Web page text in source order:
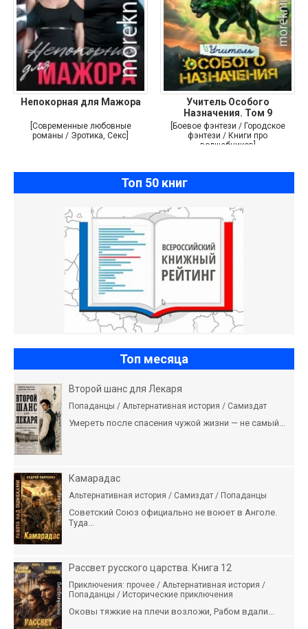
Непокорная для Мажора
[Современные любовные
романы / Эротика, Секс]
Учитель Особого
Назначения. Том 9
[Боевое фэнтези / Городское
фэнтези / Книги про
волшебников]
Топ 50 книг
Топ месяца
Второй шанс для Лекаря
Попаданцы / Альтернативная история / Самиздат
Умереть после спасения чужой жизни — не самый...
Камарадас
Альтернативная история / Самиздат / Попаданцы
Советский Союз официально не воюет в Анголе.
Туда...
Рассвет русского царства. Книга 12
Приключения: прочее / Альтернативная история /
Попаданцы / Исторические приключения
Оковы тяжкие на плечи возложи, Рабом вдали...